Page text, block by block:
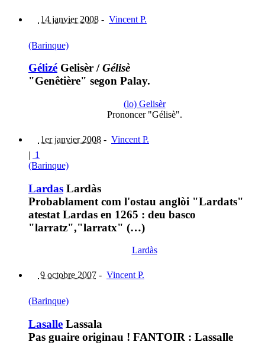
14 janvier 2008 - Vincent P.
(Barinque)
Gélizé Gelisèr /Gélisè
"Genêtière" segon Palay.
(lo) Gelisèr
Prononcer "Gélisè".
1er janvier 2008 - Vincent P.
| 1
(Barinque)
Lardas Lardàs
Probablament com l'ostau anglòi "Lardats"
atestat Lardas en 1265 : deu basco
"larratz","larratx" (…)
Lardàs
9 octobre 2007 - Vincent P.
(Barinque)
Lasalle Lassala
Pas guaire originau ! FANTOIR : Lassalle